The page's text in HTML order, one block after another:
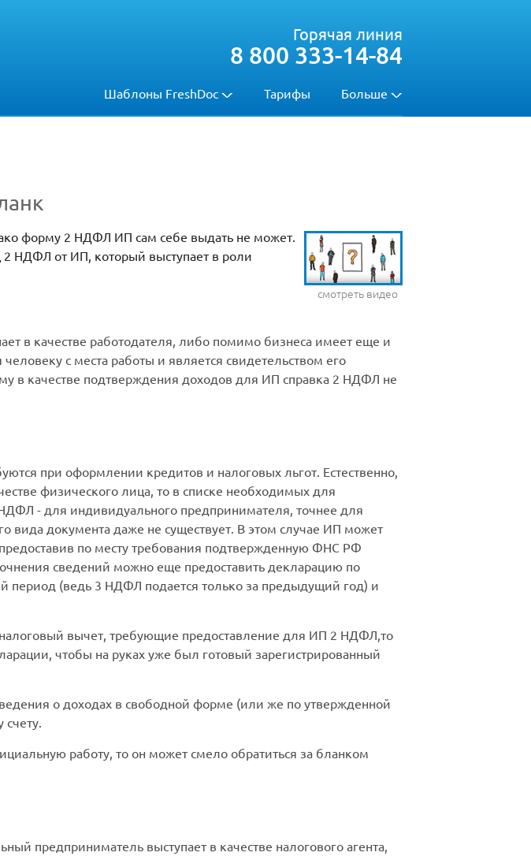
Шаблоны FreshDoc Тарифы Больше
Горячая линия
8 800 333-14-84
смотреть видео
форму 2 НДФЛ ИП сам себе выдать не может.
НДФЛ от ИП, который выступает в роли
в качестве работодателя, либо помимо бизнеса имеет еще и
с места работы и является свидетельством его
в качестве подтверждения доходов для ИП справка 2 НДФЛ не
при оформлении кредитов и налоговых льгот. Естественно,
физического лица, то в списке необходимых для
- для индивидуального предпринимателя, точнее для
вида документа даже не существует. В этом случае ИП может
по месту требования подтвержденную ФНС РФ
сведений можно еще предоставить декларацию по
(ведь 3 НДФЛ подается только за предыдущий год) и
вычет, требующие предоставление для ИП 2 НДФЛ,то
чтобы на руках уже был готовый зарегистрированный
о доходах в свободной форме (или же по утвержденной
работу, то он может смело обратиться за бланком
предприниматель выступает в качестве налогового агента,